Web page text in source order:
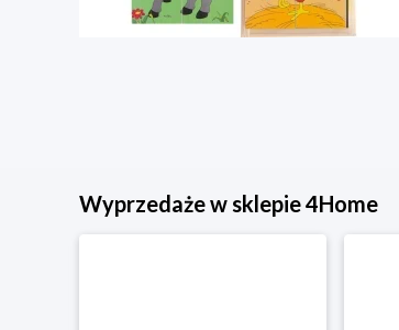
Wyprzedaże w sklepie 4Home